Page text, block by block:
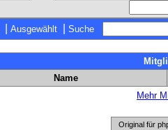
Ausgewählt Suche
Name
Mehr
Original für